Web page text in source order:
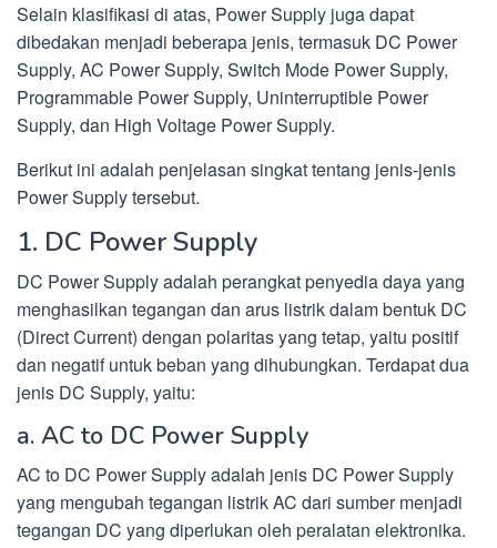
Selain klasifikasi di atas, Power Supply juga dapat
dibedakan menjadi beberapa jenis, termasuk DC Power
Supply, AC Power Supply, Switch Mode Power Supply,
Programmable Power Supply, Uninterruptible Power
Supply, dan High Voltage Power Supply.
Berikut ini adalah penjelasan singkat tentang jenis-jenis
Power Supply tersebut.
1. DC Power Supply
DC Power Supply adalah perangkat penyedia daya yang
menghasilkan tegangan dan arus listrik dalam bentuk DC
(Direct Current) dengan polaritas yang tetap, yaitu positif
dan negatif untuk beban yang dihubungkan. Terdapat dua
jenis DC Supply, yaitu:
a. AC to DC Power Supply
AC to DC Power Supply adalah jenis DC Power Supply
yang mengubah tegangan listrik AC dari sumber menjadi
tegangan DC yang diperlukan oleh peralatan elektronika.